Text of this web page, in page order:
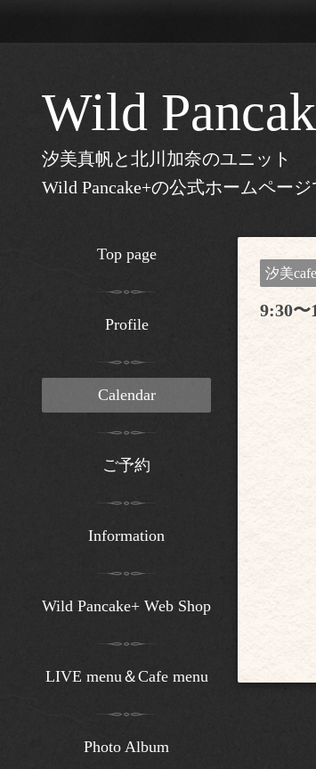
Wild
汐美真帆と北川加奈のユニット
Wild Pancake+の公式ホームページ
汐美
9:30〜
Top page
Profile
Calendar
ご予約
Information
Wild Pancake+ Web Shop
LIVE menu＆Cafe menu
Photo Album